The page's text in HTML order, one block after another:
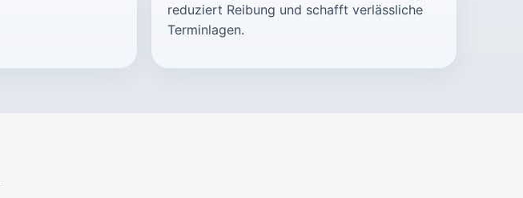
reduziert Reibung und schafft verlässliche
Terminlagen.